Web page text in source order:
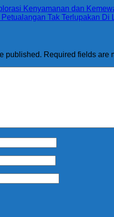
Kenyamanan dan
Tak Terlupakan Di
published. Required fields are